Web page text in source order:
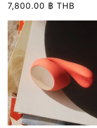
เด
ราคา
ปกติ
7,800.00 ฿ THB